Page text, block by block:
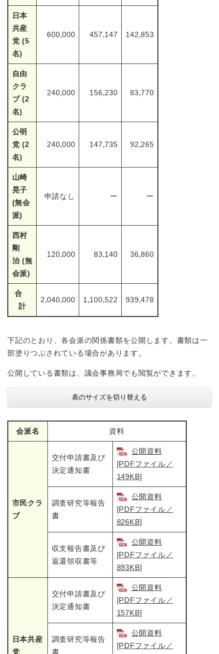
日本
共産
党 (5
名)
600,000 457,147 142,853
自由
クラ
ブ (2
名)
240,000 156,230 83,770
公明
党 (2
名)
240,000 147,735 92,265
山崎
晃子
(無会
派)
申請なし ー ー
西村
剛
治 (無
会派)
120,000 83,140 36,860
合
計
2,040,000 1,100,522 939,478
下記のとおり、各会派の関係書類を公開します。書類は一
部塗りつぶされている場合があります。
公開している書類は、議会事務局でも閲覧ができます。
表のサイズを切り替える
会派名 資料
市民クラ
ブ
交付申請書及び
決定通知書
公開資料
[PDFファイル／
149KB]
調査研究等報告
書
公開資料
[PDFファイル／
826KB]
収支報告書及び
返還領収書等
公開資料
[PDFファイル／
893KB]
日本共産
党
交付申請書及び
決定通知書
公開資料
[PDFファイル／
157KB]
調査研究等報告
書
公開資料
[PDFファイル／